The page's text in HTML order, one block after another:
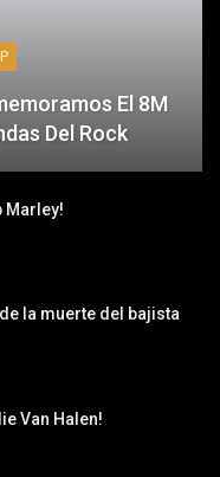
El 8M
Del Rock
Marley!
la muerte del bajista
Van Halen!